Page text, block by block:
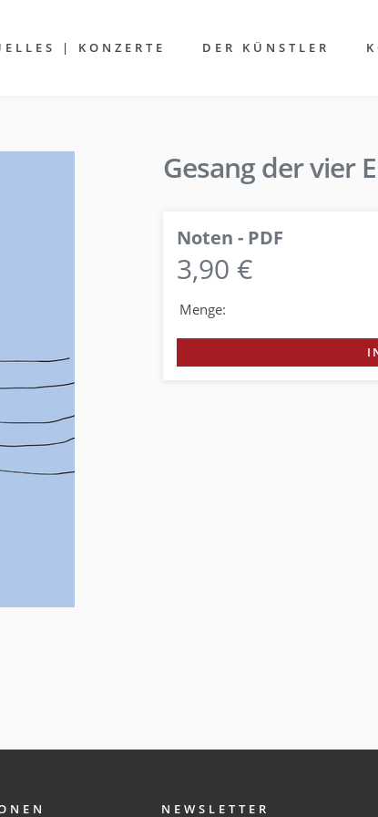
| KONZERTE DER KÜNSTLER
Gesang der vier
Noten - PDF
3,90 €
Menge:
NEWSLETTER